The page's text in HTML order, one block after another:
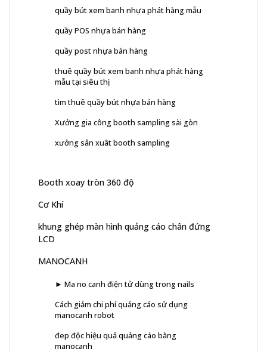
quầy bút xem banh nhựa phát hàng mẫu
quầy POS nhựa bán hàng
quầy post nhựa bán hàng
thuê quầy bút xem banh nhựa phát hàng
mẫu tại siêu thị
tìm thuê quầy bút nhựa bán hàng
Xưởng gia công booth sampling sài gòn
xưởng sản xuât booth sampling
Booth xoay tròn 360 độ
Cơ Khí
khung ghép màn hình quảng cáo chân đứng
LCD
MANOCANH
► Ma no canh điện tử dùng trong nails
Cách giảm chi phí quảng cáo sử dụng
manocanh robot
đep độc hiệu quả quảng cáo bằng
manocanh